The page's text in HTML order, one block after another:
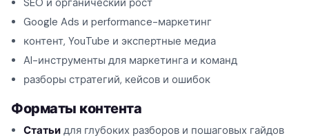
SEO и органический рост
Google Ads и performance-маркетинг
контент, YouTube и экспертные медиа
AI-инструменты для маркетинга и команд
разборы стратегий, кейсов и ошибок
Форматы контента
Статьи для глубоких разборов и пошаговых гайдов